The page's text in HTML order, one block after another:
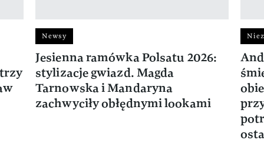
Newsy
Jesienna ramówka Polsatu 2026:
stylizacje gwiazd. Magda
Tarnowska i Mandaryna
zachwyciły obłędnymi lookami